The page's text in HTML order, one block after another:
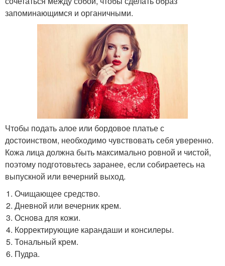
запоминающимся и органичными.
Чтобы подать алое или бордовое платье с
достоинством, необходимо чувствовать себя уверенно.
Кожа лица должна быть максимально ровной и чистой,
поэтому подготовьтесь заранее, если собираетесь на
выпускной или вечерний выход.
Очищающее средство.
Дневной или вечерник крем.
Основа для кожи.
Корректирующие карандаши и консилеры.
Тональный крем.
Пудра.